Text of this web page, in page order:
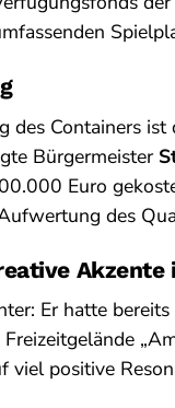
des Containers
Bürgermeister
Euro
des
Akzente
Er hatte
positive